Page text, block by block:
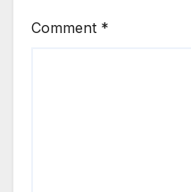
Comment *